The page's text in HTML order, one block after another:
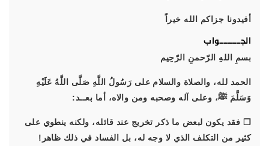
أفيدونا جزاكم الله خيراً
الجــــــــــواب
بسمِ اللهِ الرّحمنِ الرّحِيم
الحمد لله، والصلاة والسلام على رَسُولُ اللَّهِ صَلَّى اللَّهُ عَلَيْهِ
وَسَلَّمَ ﷺ، وعلى آله وصحبه ومن والاه، أما بعــد:
❐ فقد يكون لبعض ما ذكر تخريج عند قائله، ولكنه ينطوي على
كثير من التكلف الذي لا وجه له، بل الفساد في ذلك ظاهر!